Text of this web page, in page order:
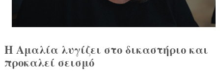
Η Αμαλία λυγίζει στο δικαστήριο και
προκαλεί σεισμό